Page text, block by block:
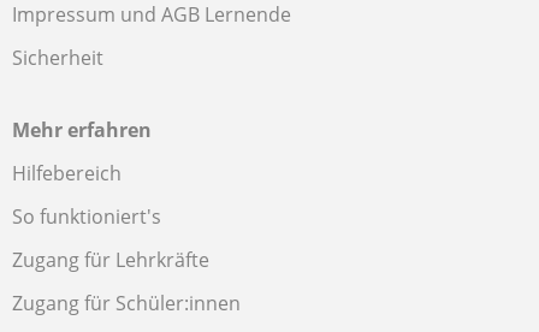
Impressum und AGB Lernende
Sicherheit
Mehr erfahren
Hilfebereich
So funktioniert's
Zugang für Lehrkräfte
Zugang für Schüler:innen